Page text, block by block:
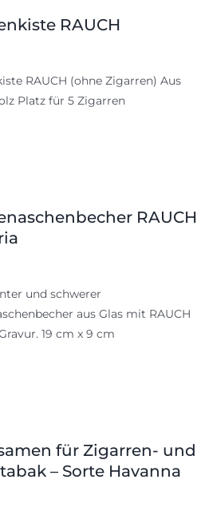
RAUCH
RAUCH (ohne Zigarren) Aus
Platz für 5 Zigarren
RAUCH
und schwerer
aus Glas mit RAUCH
19 cm x 9 cm
für Zigarren- und
– Sorte Havanna